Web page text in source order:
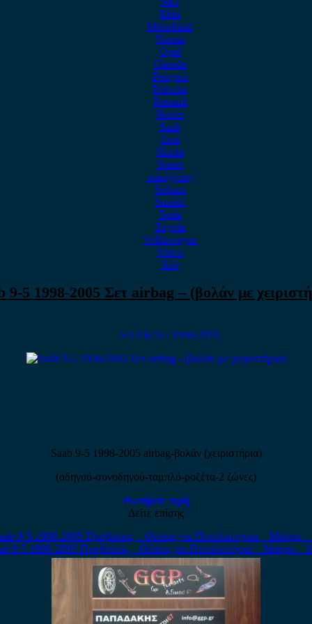
Mini
Mitsubishi
Nissan
Opel
Omoda
Peugeot
Porsche
Renault
Rover
Saab
Seat
Skoda
Smart
ssangyong
Subaru
Suzuki
Tesla
Toyota
Volkswagen
Volvo
Xev
9-5 1998-2005 Σετ airbag – (βολάν με
SAAB 9-5 1998-2010
Saab 9-5 1998-2005 airbag-βολάν (χειριστήρια)
(οδηγού-συνοδηγού-ταμπλό-ροζέτα-2 ζώνες)
Ρωτήστε τιμή
Δείτε επίσης
9-5 1998-2005 Προβολείς – Θέσεις για Πιτσιλιστήρια – Μαύρο